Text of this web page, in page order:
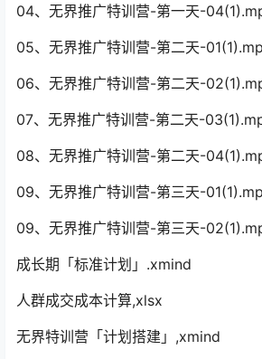
04、无界推广特训营-第一天-
05、无界推广特训营-第二天-
06、无界推广特训营-第二天-
07、无界推广特训营-第二天-
08、无界推广特训营-第二天-
09、无界推广特训营-第三天-
09、无界推广特训营-第三天-
成长期「标准计划」.xmind
人群成交成本计算,xlsx
无界特训营「计划搭建」,xmind